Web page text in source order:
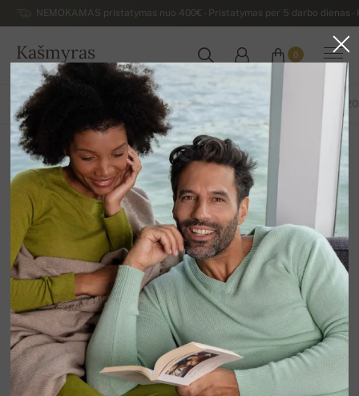
NEMOKAMAS pristatymas nuo 400€ - Pristatymas per 5 darbo dienas
Kašmyras
LIETUVA
0
Last pieces
12 Rūšiuoti pagal Filtras
VISOS PREKĖS PAVASARIS / VASARA IŠSKIRTINĖ KOLEKCIJA